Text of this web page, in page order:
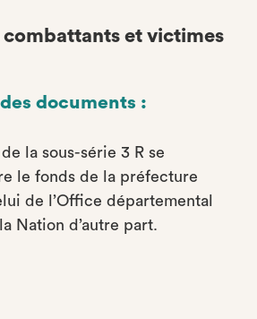
combattants et victimes
documents :
la sous-série 3 R se
le fonds de la préfecture
de l’Office départemental
Nation d’autre part.